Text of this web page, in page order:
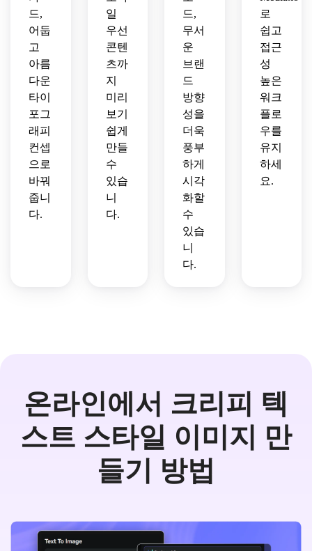
드,
어둡
고
아름
다운
타이
포그
래피
컨셉
으로
바꿔
줍니
다.
일
우선
콘텐
츠까
지
미리
보기
쉽게
만들
수
있습
니
다.
드,
무서
운
브랜
드
방향
성을
더욱
풍부
하게
시각
화할
수
있습
니
다.
로
쉽고
접근
성
높은
워크
플로
우를
유지
하세
요.
온라인에서 크리피 텍
스트 스타일 이미지 만
들기 방법